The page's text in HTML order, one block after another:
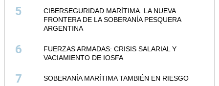
5
CIBERSEGURIDAD MARÍTIMA. LA NUEVA
FRONTERA DE LA SOBERANÍA PESQUERA
ARGENTINA
6
FUERZAS ARMADAS: CRISIS SALARIAL Y
VACIAMIENTO DE IOSFA
7 SOBERANÍA MARÍTIMA TAMBIÉN EN RIESGO